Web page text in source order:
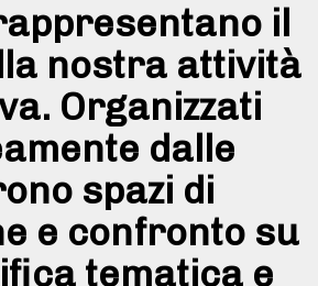
il
nostra attività
Organizzati
dalle
spazi di
e confronto su
tematica e